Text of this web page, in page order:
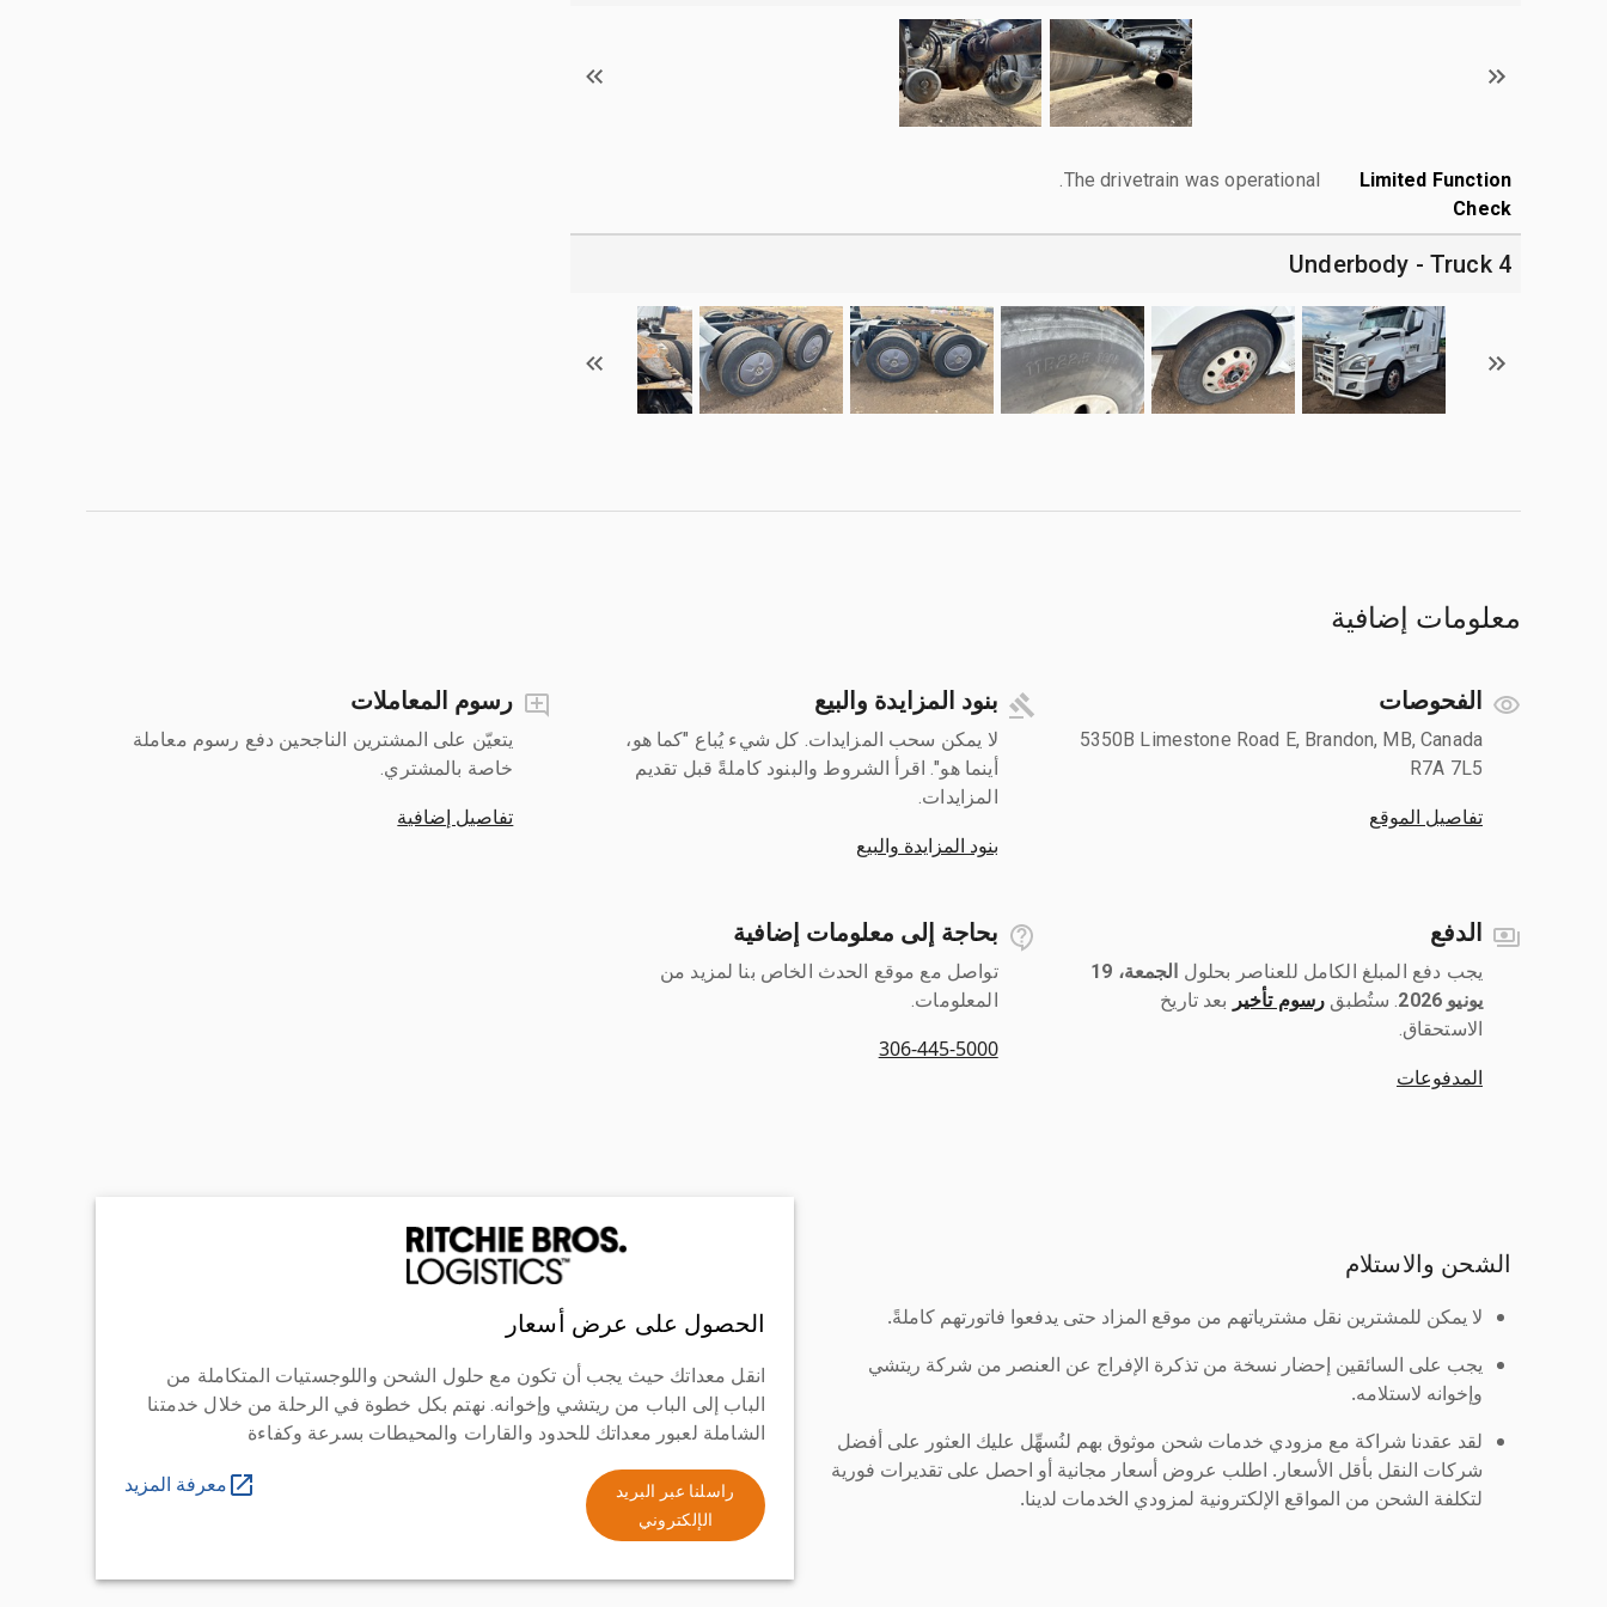
Limited Function
Check
The drivetrain was operational.
4 Underbody - Truck
معلومات إضافية
الفحوصات
5350B Limestone Road E, Brandon, MB, Canada
R7A 7L5
تفاصيل الموقع
بنود المزايدة والبيع
لا يمكن سحب المزايدات. كل شيء يُباع "كما هو،
أينما هو". اقرأ الشروط والبنود كاملةً قبل تقديم
المزايدات.
بنود المزايدة والبيع
رسوم المعاملات
يتعيّن على المشترين الناجحين دفع رسوم معاملة
خاصة بالمشتري.
تفاصيل إضافية
الدفع
يجب دفع المبلغ الكامل للعناصر بحلول ‎
الجمعة، 19
يونيو 2026
رسوم تأخير بعد تاريخ
الاستحقاق.
المدفوعات
بحاجة إلى معلومات إضافية
تواصل مع موقع الحدث الخاص بنا لمزيد من
المعلومات.
306-445-5000
الشحن والاستلام
لا يمكن للمشترين نقل مشترياتهم من موقع المزاد حتى يدفعوا فاتورتهم كاملةً.
يجب على السائقين إحضار نسخة من تذكرة الإفراج عن العنصر من شركة ريتشي
وإخوانه لاستلامه.
لقد عقدنا شراكة مع مزودي خدمات شحن موثوق بهم لنُسهِّل عليك العثور على أفضل
شركات النقل بأقل الأسعار. اطلب عروض أسعار مجانية أو احصل على تقديرات فورية
لتكلفة الشحن من المواقع الإلكترونية لمزودي الخدمات لدينا.
الحصول على عرض أسعار
انقل معداتك حيث يجب أن تكون مع حلول الشحن واللوجستيات المتكاملة من
الباب إلى الباب من ريتشي وإخوانه. نهتم بكل خطوة في الرحلة من خلال خدمتنا
الشاملة لعبور معداتك للحدود والقارات والمحيطات بسرعة وكفاءة
راسلنا عبر البريد
الإلكتروني
معرفة المزيد